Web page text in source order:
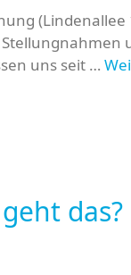
(Lindenallee
uns seit …
das?